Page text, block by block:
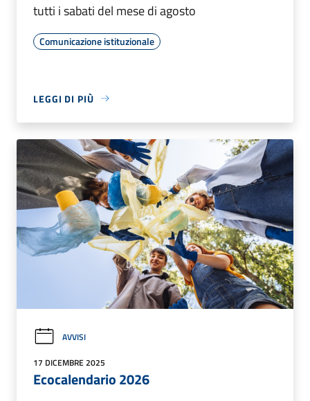
tutti i sabati del mese di agosto
Comunicazione istituzionale
LEGGI DI PIÙ
AVVISI
17 DICEMBRE 2025
Ecocalendario 2026